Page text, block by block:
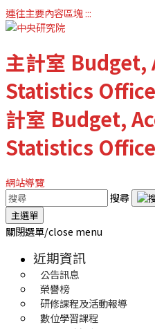
連往主要內容區塊:::
主計室 Budget,
Statistics
計室 Budget,
Statistics
網站導覽
搜尋
主選單
關閉選單/close menu
近期資訊
公告訊息
榮譽榜
研修課程及活動報導
數位學習課程